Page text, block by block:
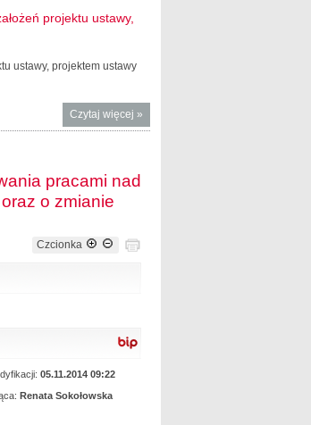
projektu ustawy,
ustawy, projektem ustawy
Czytaj więcej o Wzór
urzędowego
zainteresowania
ustawy,
»
pracami nad
o zmianie
Czcionka
05.11.2014 09:22
Renata Sokołowska